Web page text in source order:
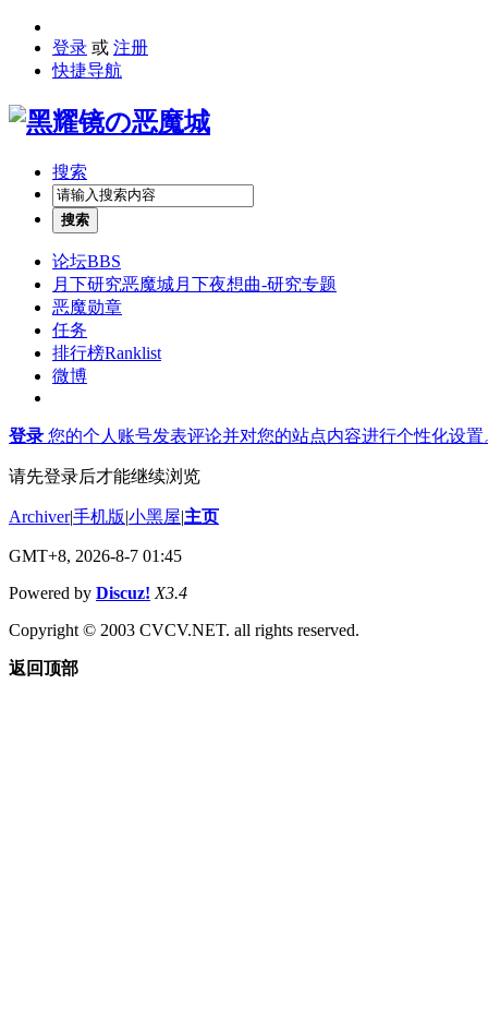
登录 或 注册
快捷导航
搜索
搜索
论坛BBS
月下研究恶魔城月下夜想曲-研究专题
恶魔勋章
任务
排行榜Ranklist
微博
登录 您的个人账号发表评论并对您的站点内容进行个性化设置
请先登录后才能继续浏览
Archiver|手机版|小黑屋|主页
GMT+8, 2026-8-7 01:45
Powered by Discuz! X3.4
Copyright © 2003 CVCV.NET. all rights reserved.
返回顶部